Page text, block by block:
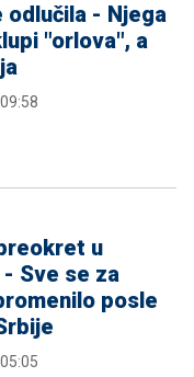
odlučila - Njega
"orlova", a
u
Sve se za
posle